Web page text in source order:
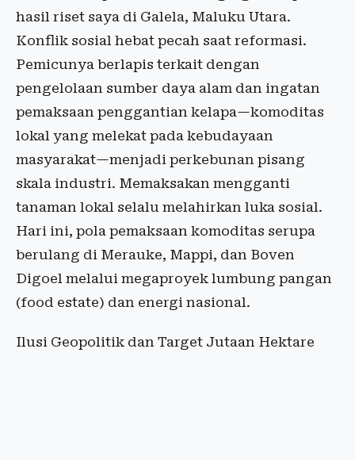
hasil riset saya di Galela, Maluku Utara.
Konflik sosial hebat pecah saat reformasi.
Pemicunya berlapis terkait dengan
pengelolaan sumber daya alam dan ingatan
pemaksaan penggantian kelapa—komoditas
lokal yang melekat pada kebudayaan
masyarakat—menjadi perkebunan pisang
skala industri. Memaksakan mengganti
tanaman lokal selalu melahirkan luka sosial.
Hari ini, pola pemaksaan komoditas serupa
berulang di Merauke, Mappi, dan Boven
Digoel melalui megaproyek lumbung pangan
(food estate) dan energi nasional.
Ilusi Geopolitik dan Target Jutaan Hektare